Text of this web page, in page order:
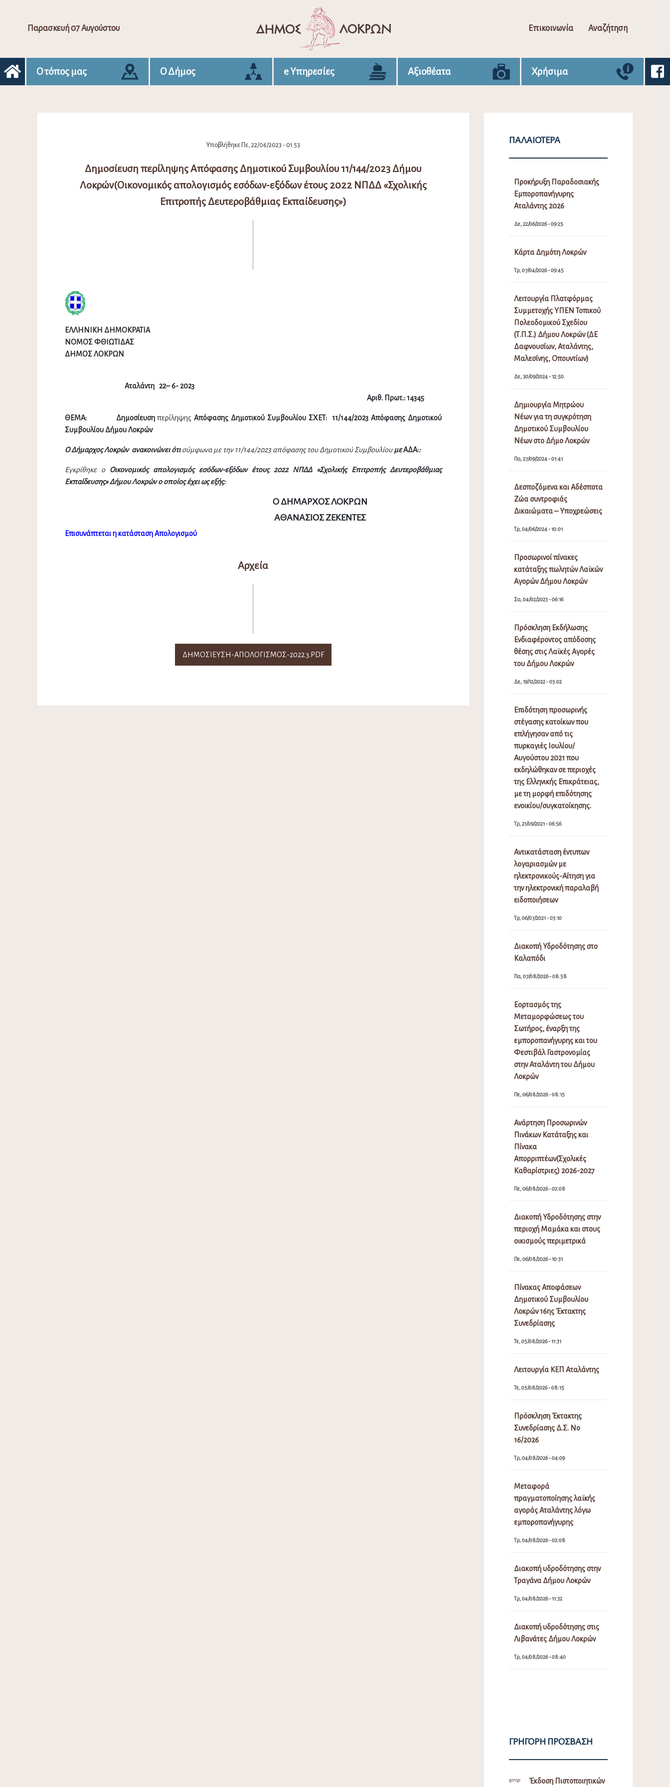
Παρασκευή 07 Αυγούστου Επικοινωνία Αναζήτηση
Ο τόπος μας Ο Δήμος e Υπηρεσίες Αξιοθέατα Χρήσιμα
Υποβλήθηκε Πε, 22/06/2023 - 01:53
Δημοσίευση περίληψης Απόφασης Δημοτικού Συμβουλίου 11/144/2023 Δήμου
Λοκρών(Οικονομικός απολογισμός εσόδων-εξόδων έτους 2022 ΝΠΔΔ «Σχολικής
Επιτροπής Δευτεροβάθμιας Εκπαίδευσης»)
ΕΛΛΗΝΙΚΗ ΔΗΜΟΚΡΑΤΙΑ
ΝΟΜΟΣ ΦΘΙΩΤΙΔΑΣ
ΔΗΜΟΣ ΛΟΚΡΩΝ
Αταλάντη 22– 6- 2023
Αριθ. Πρωτ.: 14345
ΘΕΜΑ: Δημοσίευσηπερίληψης Απόφασης Δημοτικού Συμβουλίου ΣΧΕΤ: 11/144/2023 Απόφασης Δημοτικού
Συμβουλίου Δήμου Λοκρών
Ο Δήμαρχος Λοκρών ανακοινώνει ότισύμφωναμε την 11/144/2023 απόφασης του Δημοτικού ΣυμβουλίουμεΑΔΑ::
Εγκρίθηκε ο Οικονομικός απολογισμός εσόδων-εξόδων έτους 2022 ΝΠΔΔ «Σχολικής Επιτροπής Δευτεροβάθμιας
Εκπαίδευσης» Δήμου Λοκρών ο οποίος έχει ως εξής:
Ο ΔΗΜΑΡΧΟΣ ΛΟΚΡΩΝ
ΑΘΑΝΑΣΙΟΣ ΖΕΚΕΝΤΕΣ
Επισυνάπτεται η κατάσταση Απολογισμού
Αρχεία
ΔΗΜΟΣΙΕΥΣΗ-ΑΠΟΛΟΓΙΣΜΟΣ-2022.3.PDF
ΠΑΛΑΙΌΤΕΡΑ
Προκήρυξη Παραδοσιακής
Εμποροπανήγυρης
Αταλάντης 2026
Δε, 22/06/2026 - 09:25
Κάρτα Δημότη Λοκρών
Τρ, 07/04/2026 - 09:45
Λειτουργία Πλατφόρμας
Συμμετοχής ΥΠΕΝ Τοπικού
Πολεοδομικού Σχεδίου
(Τ.Π.Σ.) Δήμου Λοκρών (ΔΕ
Δαφνουσίων, Αταλάντης,
Μαλεσίνης, Οπουντίων)
Δε, 30/09/2024 - 12:50
Δημιουργία Μητρώου
Νέων για τη συγκρότηση
Δημοτικού Συμβουλίου
Νέων στο Δήμο Λοκρών
Πα, 27/09/2024 - 01:41
Δεσποζόμενα και Αδέσποτα
Ζώα συντροφιάς
Δικαιώματα – Υποχρεώσεις
Τρ, 04/06/2024 - 10:01
Προσωρινοί πίνακες
κατάταξης πωλητών Λαϊκών
Αγορών Δήμου Λοκρών
Σα, 04/02/2023 - 06:16
Πρόσκληση Εκδήλωσης
Ενδιαφέροντος απόδοσης
θέσης στις Λαϊκές Αγορές
του Δήμου Λοκρών
Δε, 19/12/2022 - 03:02
Επιδότηση προσωρινής
στέγασης κατοίκων που
επλήγησαν από τις
πυρκαγιές Ιουλίου/
Αυγούστου 2021 που
εκδηλώθηκαν σε περιοχές
της Ελληνικής Επικράτειας,
με τη μορφή επιδότησης
ενοικίου/συγκατοίκησης.
Τρ, 21/09/2021 - 06:56
Αντικατάσταση έντυπων
λογαριασμών με
ηλεκτρονικούς-Αίτηση για
την ηλεκτρονική παραλαβή
ειδοποιήσεων
Τρ, 06/07/2021 - 03:10
Διακοπή Υδροδότησης στο
Καλαπόδι
Πα, 07/08/2026 - 08:58
Εορτασμός της
Μεταμορφώσεως του
Σωτήρος, έναρξη της
εμποροπανήγυρης και του
Φεστιβάλ Γαστρονομίας
στην Αταλάντη του Δήμου
Λοκρών
Πε, 06/08/2026 - 08:15
Ανάρτηση Προσωρινών
Πινάκων Κατάταξης και
Πίνακα
Απορριπτέων(Σχολικές
Καθαρίστριες) 2026-2027
Πε, 06/08/2026 - 02:08
Διακοπή Υδροδότησης στην
περιοχή Μαμάκα και στους
οικισμούς περιμετρικά
Πε, 06/08/2026 - 10:31
Πίνακας Αποφάσεων
Δημοτικού Συμβουλίου
Λοκρών 16ης Έκτακτης
Συνεδρίασης
Τε, 05/08/2026 - 11:31
Λειτουργία ΚΕΠ Αταλάντης
Τε, 05/08/2026 - 08:15
Πρόσκληση Έκτακτης
Συνεδρίασης Δ.Σ. Νο
16/2026
Τρ, 04/08/2026 - 04:09
Μεταφορά
πραγματοποίησης λαϊκής
αγοράς Αταλάντης λόγω
εμποροπανήγυρης
Τρ, 04/08/2026 - 02:08
Διακοπή υδροδότησης στην
Τραγάνα Δήμου Λοκρών
Τρ, 04/08/2026 - 11:32
Διακοπή υδροδότησης στις
Λιβανάτες Δήμου Λοκρών
Τρ, 04/08/2026 - 08:40
ΓΡΉΓΟΡΗ ΠΡΌΣΒΑΣΗ
Έκδοση Πιστοποιητικών